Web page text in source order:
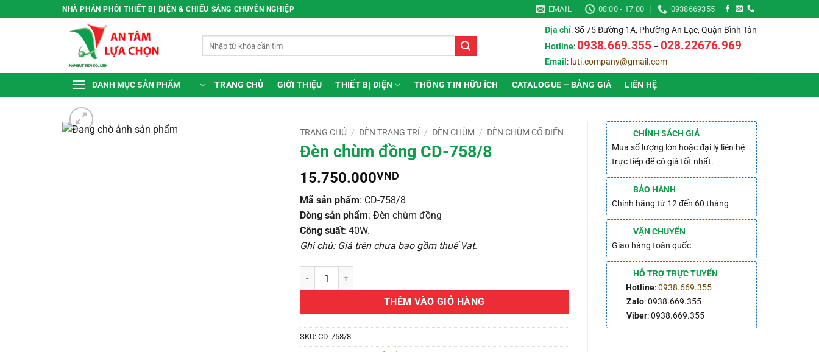
qua
NHÀ PHÂN PHỐI THIẾT BỊ ĐIỆN & CHIẾU SÁNG CHUYÊN NGHIỆP EMAIL 08:00 - 17:00 0938669355
Địa chỉ:Số 75 Đường 1A, Phường An Lạc, Quận Bình Tân
Hotline:0938.669.355 – 028.22676.969
Email : luti.company@gmail.com
DANH MỤC SẢN PHẨM TRANG CHỦ GIỚI THIỆU THIẾT BỊ ĐIỆN THÔNG TIN HỮU ÍCH CATALOGUE – BẢNG GIÁ LIÊN HỆ
TRANG CHỦ / ĐÈN TRANG TRÍ / ĐÈN CHÙM / ĐÈN CHÙM CỔ ĐIỂN
Đèn chùm đồng CD-758/8
15.750.000VND
Mã sản phẩm: CD-758/8
Dòng sản phẩm: Đèn chùm đồng
Công suất: 40W.
Ghi chú: Giá trên chưa bao gồm thuế Vat.
Đèn chùm đồng CD-758/8 số lượng
THÊM VÀO GIỎ HÀNG
SKU: CD-758/8
CHÍNH SÁCH GIÁ
Mua số lượng lớn hoặc đại lý liên hệ
trực tiếp để có giá tốt nhất.
BẢO HÀNH
Chính hãng từ 12 đến 60 tháng
VẬN CHUYỂN
Giao hàng toàn quốc
HỖ TRỢ TRỰC TUYẾN
Hotline:0938.669.355
Zalo: 0938.669.355
Viber: 0938.669.355